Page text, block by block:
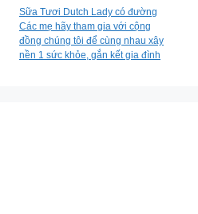
Sữa Tươi Dutch Lady có đường
Các mẹ hãy tham gia với cộng
đồng chúng tôi để cùng nhau xây
nền 1 sức khỏe, gắn kết gia đình